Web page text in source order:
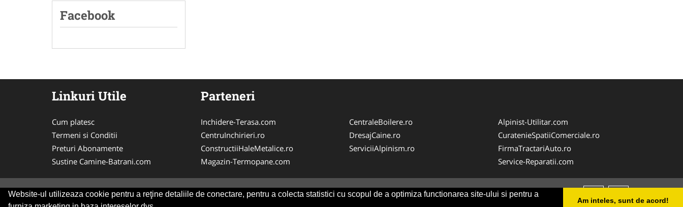
Website-ul utilizeaza cookie pentru a reţine detaliile de conectare, pentru a colecta statistici cu scopul de a optimiza functionarea site-ului si pentru a
Am inteles, sunt de acord!
Facebook
Linkuri Utile
Cum platesc
Termeni si Conditii
Preturi Abonamente
Sustine Camine-Batrani.com
Parteneri
Inchidere-Terasa.com
CentruInchirieri.ro
ConstructiiHaleMetalice.ro
Magazin-Termopane.com
CentraleBoilere.ro
DresajCaine.ro
ServiciiAlpinism.ro
Alpinist-Utilitar.com
CuratenieSpatiiComerciale.ro
FirmaTractariAuto.ro
Service-Reparatii.com
© 2014-2026 Powered byVilonMedia& Tokaido Consult-ANPC SOL